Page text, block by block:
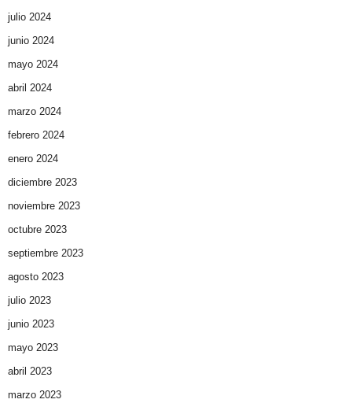
julio 2024
junio 2024
mayo 2024
abril 2024
marzo 2024
febrero 2024
enero 2024
diciembre 2023
noviembre 2023
octubre 2023
septiembre 2023
agosto 2023
julio 2023
junio 2023
mayo 2023
abril 2023
marzo 2023